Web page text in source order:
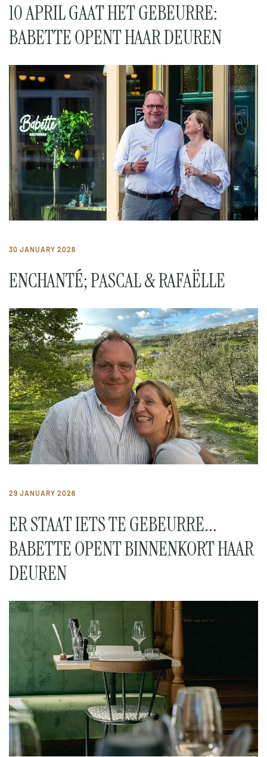
10 APRIL GAAT HET GEBEURRE:
BABETTE OPENT HAAR DEUREN
30 JANUARY 2026
ENCHANTÉ; PASCAL & RAFAËLLE
29 JANUARY 2026
ER STAAT IETS TE GEBEURRE...
BABETTE OPENT BINNENKORT HAAR
DEUREN